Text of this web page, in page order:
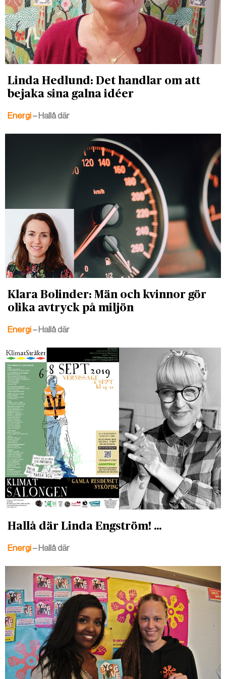
Linda Hedlund: Det handlar om att
bejaka sina galna idéer
Energi– Hallå där
Klara Bolinder: Män och kvinnor gör
olika avtryck på miljön
Energi– Hallå där
Hallå där Linda Engström! ...
Energi– Hallå där